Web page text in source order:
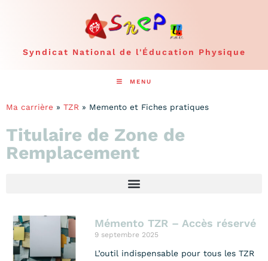
Syndicat National de l'Éducation Physique
MENU
Ma carrière » TZR » Memento et Fiches pratiques
Titulaire de Zone de
Remplacement
Mémento TZR – Accès réservé
9 septembre 2025
L’outil indispensable pour tous les TZR